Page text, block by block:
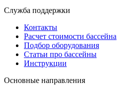
Служба поддержки
Контакты
Расчет стоимости бассейна
Подбор оборудования
Статьи про бассейны
Инструкции
Основные направления